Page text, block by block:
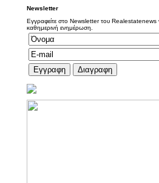
Newsletter
Εγγραφείτε στο Newsletter του Realestatenews
καθημερινή ενημέρωση.